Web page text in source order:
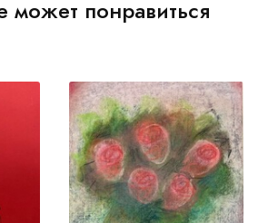
может понравиться